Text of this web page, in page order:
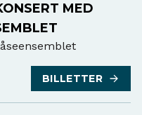
MED
BILLETTER